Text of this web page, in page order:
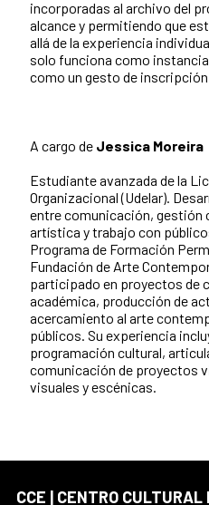
incorporadas al archivo del
alcance y permitiendo que
allá de la experiencia
solo funciona como
como un gesto de
A cargo de Jessica Moreira
Estudiante avanzada de la
Organizacional (Udelar).
entre comunicación, gestión
artística y trabajo con
Programa de Formación
Fundación de Arte
participado en proyectos de
académica, producción de
acercamiento al arte
públicos. Su experiencia
programación cultural,
comunicación de proyectos
visuales y escénicas.
CCE | CENTRO CULTURAL